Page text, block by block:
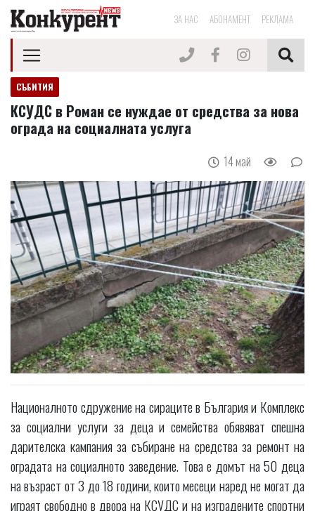
ЗА НАС АБОНАМЕНТ РЕКЛАМА
СЪБИТИЯ
КСУДС в Роман се нуждае от средства за нова
ограда на социалната услуга
14 май
Националното сдружение на сираците в България и Комплекс
за социални услуги за деца и семейства обявяват спешна
дарителска кампания за събиране на средства за ремонт на
оградата на социалното заведение. Това е домът на 50 деца
на възраст от 3 до 18 години, които месеци наред не могат да
играят свободно в двора на КСУДС и на изградените спортни